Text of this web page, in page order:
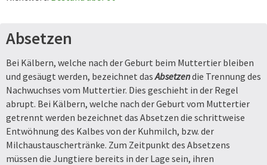
Absetzen
Bei Kälbern, welche nach der Geburt beim Muttertier bleiben
und gesäugt werden, bezeichnet dasAbsetzendie Trennung des
Nachwuchses vom Muttertier. Dies geschieht in der Regel
abrupt. Bei Kälbern, welche nach der Geburt vom Muttertier
getrennt werden bezeichnet das Absetzen die schrittweise
Entwöhnung des Kalbes von der Kuhmilch, bzw. der
Milchaustauschertränke. Zum Zeitpunkt des Absetzens
müssen die Jungtiere bereits in der Lage sein, ihren